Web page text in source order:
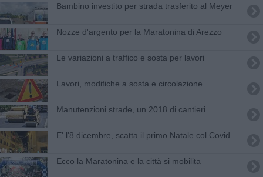
Bambino investito per strada trasferito al Meyer
Nozze d'argento per la Maratonina di Arezzo
​Le variazioni a traffico e sosta per lavori
Lavori, modifiche a sosta e circolazione
Manutenzioni strade, un 2018 di cantieri
E' l'8 dicembre, scatta il primo Natale col Covid
Ecco la Maratonina e la città si mobilita